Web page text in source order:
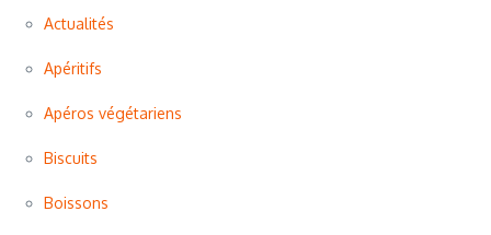
Actualités
Apéritifs
Apéros végétariens
Biscuits
Boissons